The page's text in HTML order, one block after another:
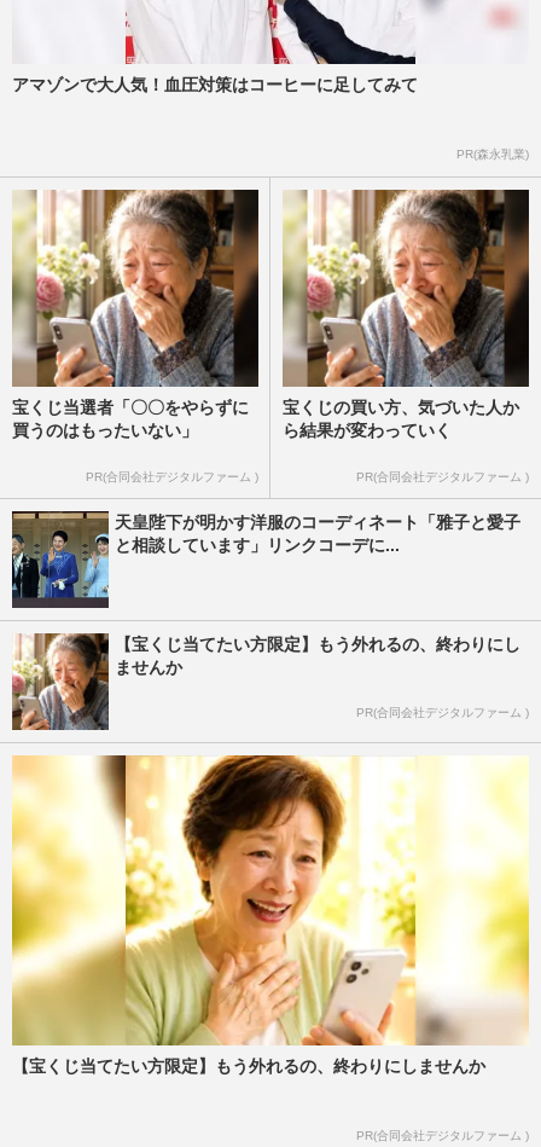
アマゾンで大人気！血圧対策はコーヒーに足してみて
PR(森永乳業)
宝くじ当選者「〇〇をやらずに
買うのはもったいない」
PR(合同会社デジタルファーム )
宝くじの買い方、気づいた人か
ら結果が変わっていく
PR(合同会社デジタルファーム )
天皇陛下が明かす洋服のコーディネート「雅子と愛子
と相談しています」リンクコーデに...
【宝くじ当てたい方限定】もう外れるの、終わりにし
ませんか
PR(合同会社デジタルファーム )
【宝くじ当てたい方限定】もう外れるの、終わりにしませんか
PR(合同会社デジタルファーム )